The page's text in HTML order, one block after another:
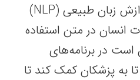
Emotion AI، که از پردازش زبان طبیعی (NLP)
در متن استفاده
در برنامه‌های
به پزشکان کمک کند تا